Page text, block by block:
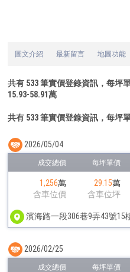
圖文介紹 最新留言 地圖功能
共有 533筆實價登錄資訊，每坪
15.93-58.91萬
共有 533 筆實價登錄資訊，每坪
1,256萬
含車位價
29.15萬
含車位坪
濱海路一段306巷9弄43號15
2026/05/04
2026/02/25